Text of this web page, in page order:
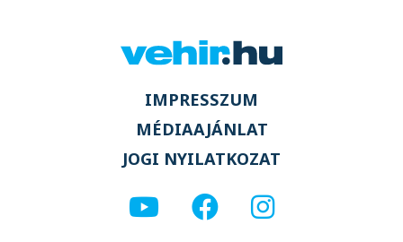
IMPRESSZUM
MÉDIAAJÁNLAT
JOGI NYILATKOZAT